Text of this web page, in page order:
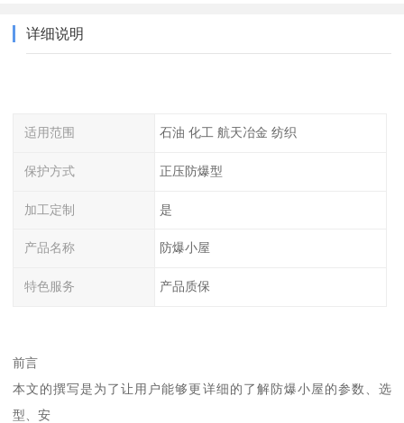
详细说明
适用范围 石油 化工 航天冶金 纺织
保护方式 正压防爆型
加工定制 是
产品名称 防爆小屋
特色服务 产品质保
前言
本文的撰写是为了让用户能够更详细的了解防爆小屋的参数、选
型、安